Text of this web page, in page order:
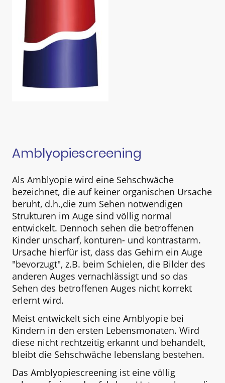
Amblyopiescreening
Als Amblyopie wird eine Sehschwäche
bezeichnet, die auf keiner organischen Ursache
beruht, d.h.,die zum Sehen notwendigen
Strukturen im Auge sind völlig normal
entwickelt. Dennoch sehen die betroffenen
Kinder unscharf, konturen- und kontrastarm.
Ursache hierfür ist, dass das Gehirn ein Auge
"bevorzugt", z.B. beim Schielen, die Bilder des
anderen Auges vernachlässigt und so das
Sehen des betroffenen Auges nicht korrekt
erlernt wird.
Meist entwickelt sich eine Amblyopie bei
Kindern in den ersten Lebensmonaten. Wird
diese nicht rechtzeitig erkannt und behandelt,
bleibt die Sehschwäche lebenslang bestehen.
Das Amblyopiescreening ist eine völlig